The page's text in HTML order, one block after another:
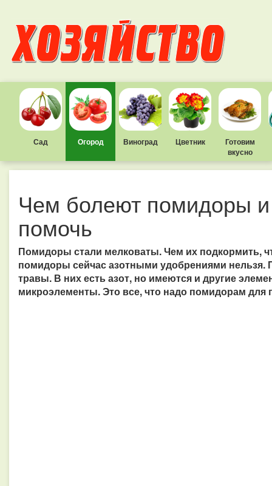
Сад Огород Виноград Цветник
Готовим
вкусно
Чем болеют помидоры
помочь
Помидоры стали мелковаты. Чем их подкормить,
помидоры сейчас азотными удобрениями нельзя.
травы. В них есть азот, но имеются и другие
микроэлементы. Это все, что надо помидорам для